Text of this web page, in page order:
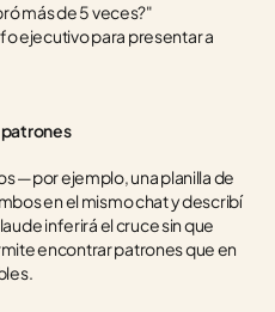
más de 5 veces?"
ejecutivo para presentar a
patrones
—por ejemplo, una planilla de
en el mismo chat y describí
inferirá el cruce sin que
encontrar patrones que en